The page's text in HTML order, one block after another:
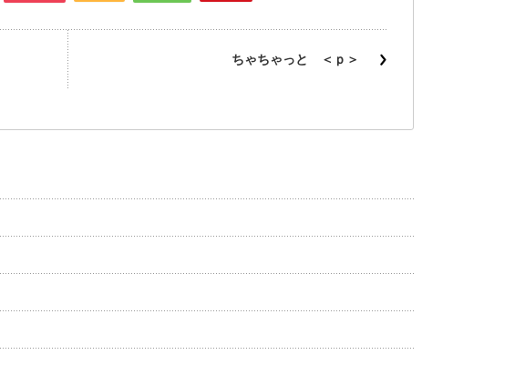
ちゃちゃっと ＜ｐ＞